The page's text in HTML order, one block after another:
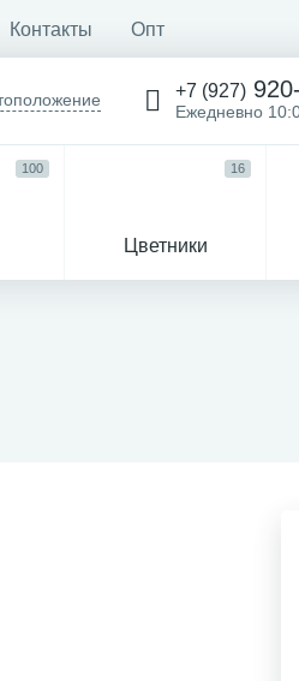
Контакты Опт
+7 (927)
Ежедневно
100
Цветники
16